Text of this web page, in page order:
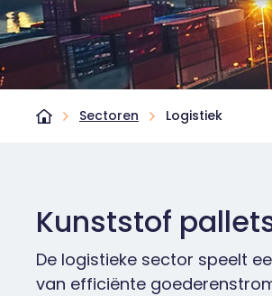
Sectoren Logistiek
Kunststof
De logistieke sector speelt
van efficiënte